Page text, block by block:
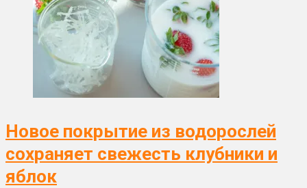
Новое покрытие из водорослей
сохраняет свежесть клубники и
яблок